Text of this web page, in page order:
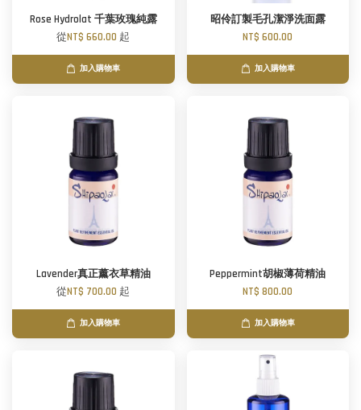
Rose Hydrolat 千葉玫瑰純露
從NT$ 660.00 起
加入購物車
昭伶訂製毛孔潔淨洗面露
NT$ 600.00
加入購物車
Lavender真正薰衣草精油
從NT$ 700.00 起
加入購物車
Peppermint胡椒薄荷精油
NT$ 800.00
加入購物車